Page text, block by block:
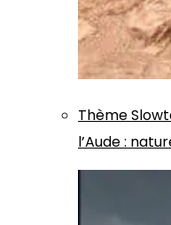
Thème
l’Aude :